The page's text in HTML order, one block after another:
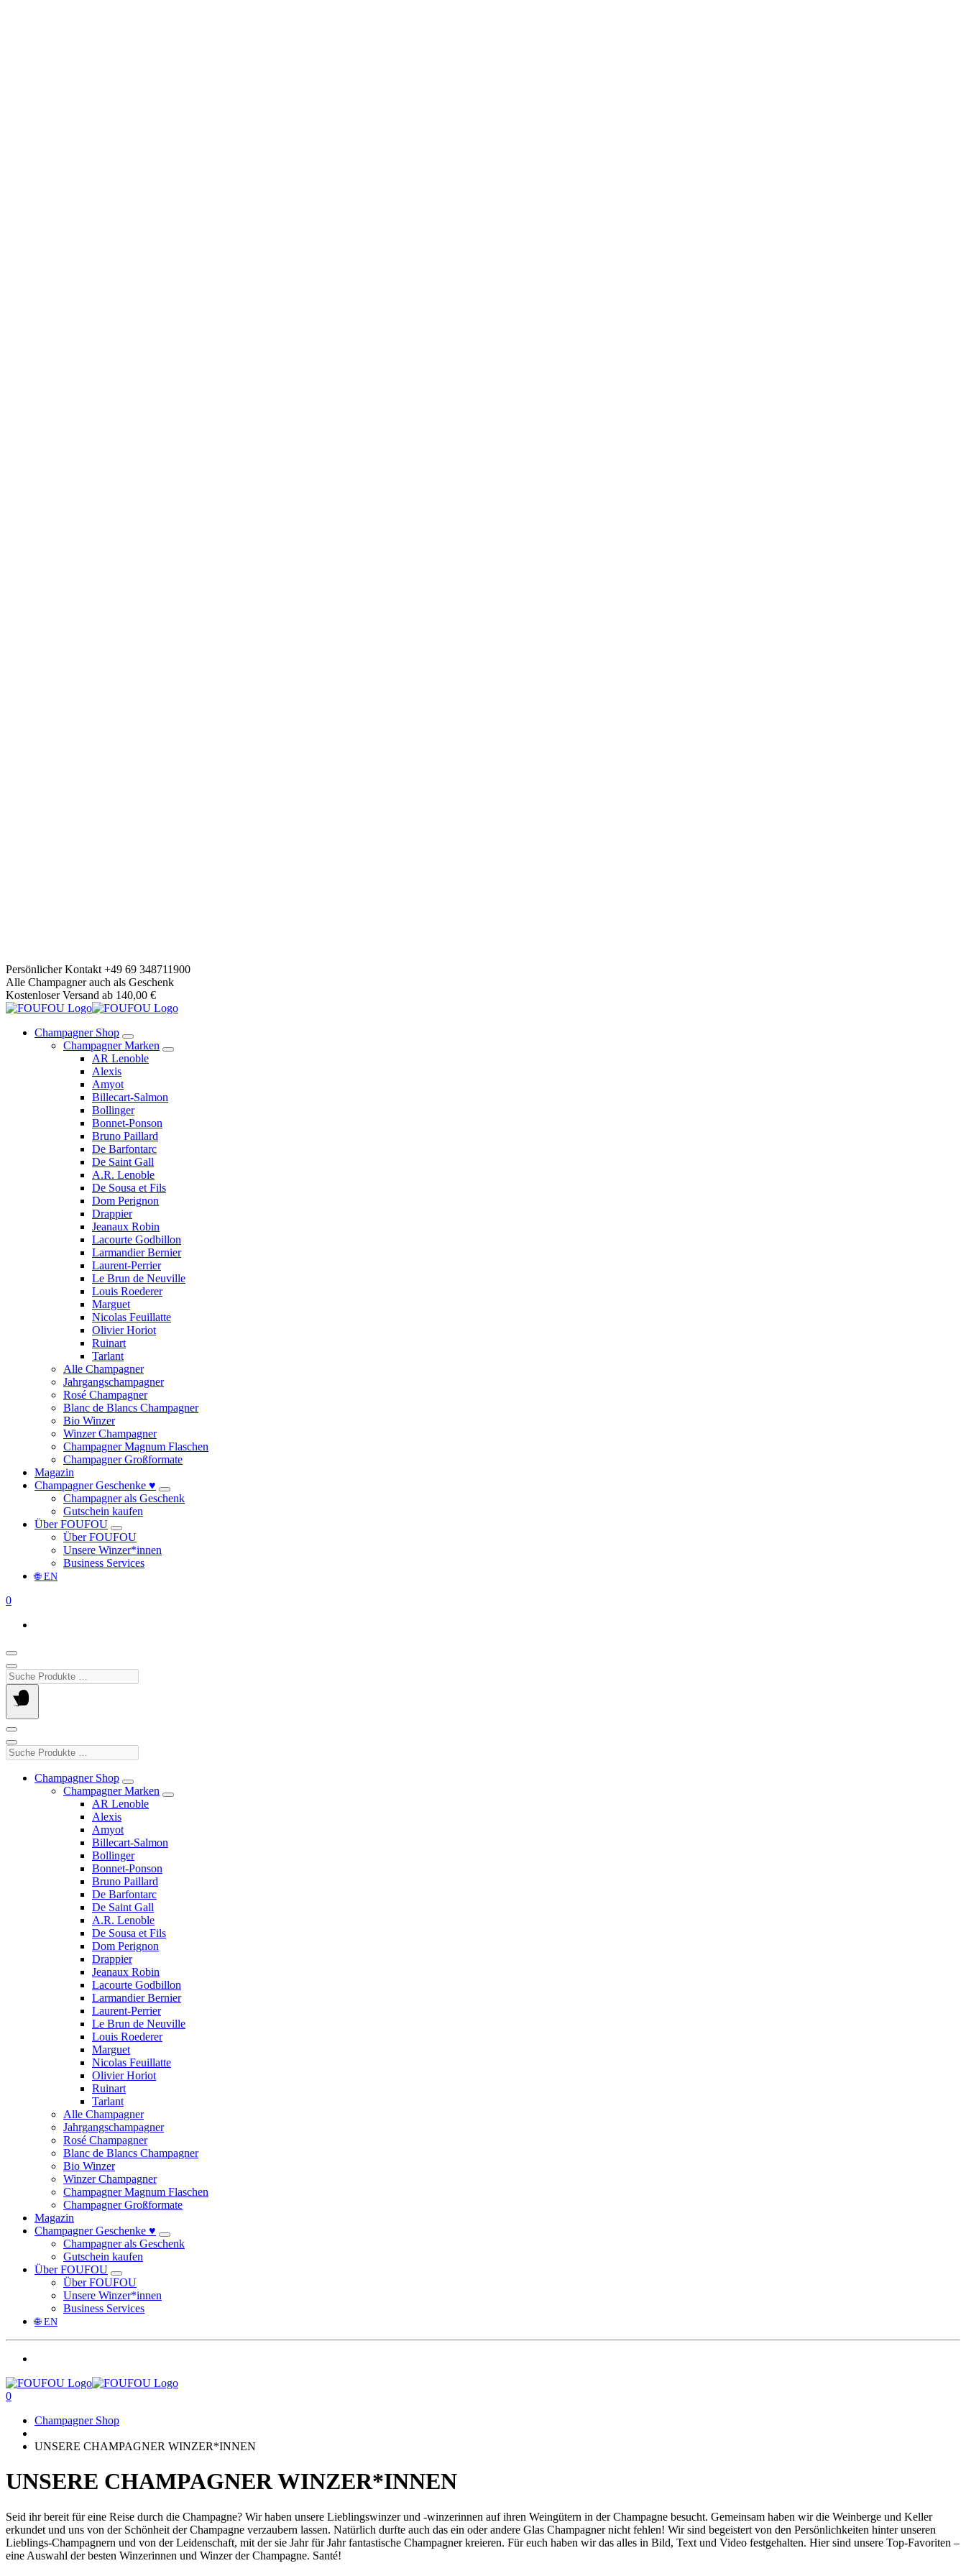
Springe
zum
Inhalt
Persönlicher Kontakt +49 69 348711900
Alle Champagner auch als Geschenk
Kostenloser Versand ab 140,00 €
Champagner Shop
Champagner Marken
AR Lenoble
Alexis
Amyot
Billecart-Salmon
Bollinger
Bonnet-Ponson
Bruno Paillard
De Barfontarc
De Saint Gall
A.R. Lenoble
De Sousa et Fils
Dom Perignon
Drappier
Jeanaux Robin
Lacourte Godbillon
Larmandier Bernier
Laurent-Perrier
Le Brun de Neuville
Louis Roederer
Marguet
Nicolas Feuillatte
Olivier Horiot
Ruinart
Tarlant
Alle Champagner
Jahrgangschampagner
Rosé Champagner
Blanc de Blancs Champagner
Bio Winzer
Winzer Champagner
Champagner Magnum Flaschen
Champagner Großformate
Magazin
Champagner Geschenke ♥
Champagner als Geschenk
Gutschein kaufen
Über FOUFOU
Über FOUFOU
Unsere Winzer*innen
Business Services
🌐 EN
0
Suche
Produkte
…
Suche
Produkte
Champagner Shop
Champagner Marken
AR Lenoble
Alexis
Amyot
Billecart-Salmon
Bollinger
Bonnet-Ponson
Bruno Paillard
De Barfontarc
De Saint Gall
A.R. Lenoble
De Sousa et Fils
Dom Perignon
Drappier
Jeanaux Robin
Lacourte Godbillon
Larmandier Bernier
Laurent-Perrier
Le Brun de Neuville
Louis Roederer
Marguet
Nicolas Feuillatte
Olivier Horiot
Ruinart
Tarlant
Alle Champagner
Jahrgangschampagner
Rosé Champagner
Blanc de Blancs Champagner
Bio Winzer
Winzer Champagner
Champagner Magnum Flaschen
Champagner Großformate
Magazin
Champagner Geschenke ♥
Champagner als Geschenk
Gutschein kaufen
Über FOUFOU
Über FOUFOU
Unsere Winzer*innen
Business Services
🌐 EN
0
Champagner Shop
UNSERE CHAMPAGNER WINZER*INNEN
UNSERE CHAMPAGNER WINZER*INNEN
Seid ihr bereit für eine Reise durch die Champagne? Wir haben unsere Lieblingswinzer und -winzerinnen auf ihren Weingütern in der Champagne besucht. Gemeinsam haben wir die Weinberge und Keller
erkundet und uns von der Schönheit der Champagne verzaubern lassen. Natürlich durfte auch das ein oder andere Glas Champagner nicht fehlen! Wir sind begeistert von den Persönlichkeiten hinter unseren
Lieblings-Champagnern und von der Leidenschaft, mit der sie Jahr für Jahr fantastische Champagner kreieren. Für euch haben wir das alles in Bild, Text und Video festgehalten. Hier sind unsere Top-Favoriten –
eine Auswahl der besten Winzerinnen und Winzer der Champagne. Santé!